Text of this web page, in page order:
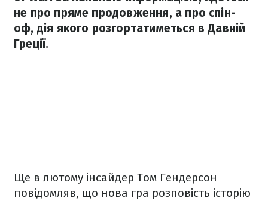
не про пряме продовження, а про спін-
оф, дія якого розгортатиметься в Давній
Греції.
Ще в лютому інсайдер Том Гендерсон
повідомляв, що нова гра розповість історію